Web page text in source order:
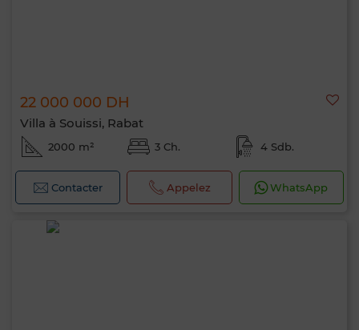
22 000 000 DH
Villa à Souissi, Rabat
2000 m² 3 Ch. 4 Sdb.
Contacter Appelez WhatsApp